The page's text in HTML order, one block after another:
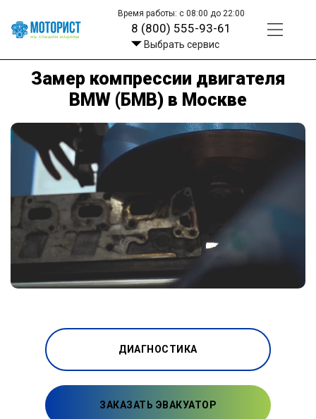
Время работы: с 08:00 до 22:00
8 (800) 555-93-61
Выбрать сервис
Замер компрессии двигателя
BMW (БМВ) в Москве
ДИАГНОСТИКА
ЗАКАЗАТЬ ЭВАКУАТОР